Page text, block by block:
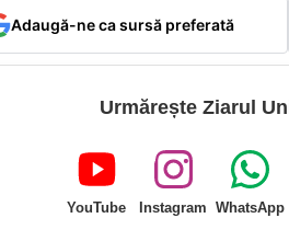
Adaugă-ne ca sursă preferată
Urmărește Ziarul
YouTube Instagram WhatsApp